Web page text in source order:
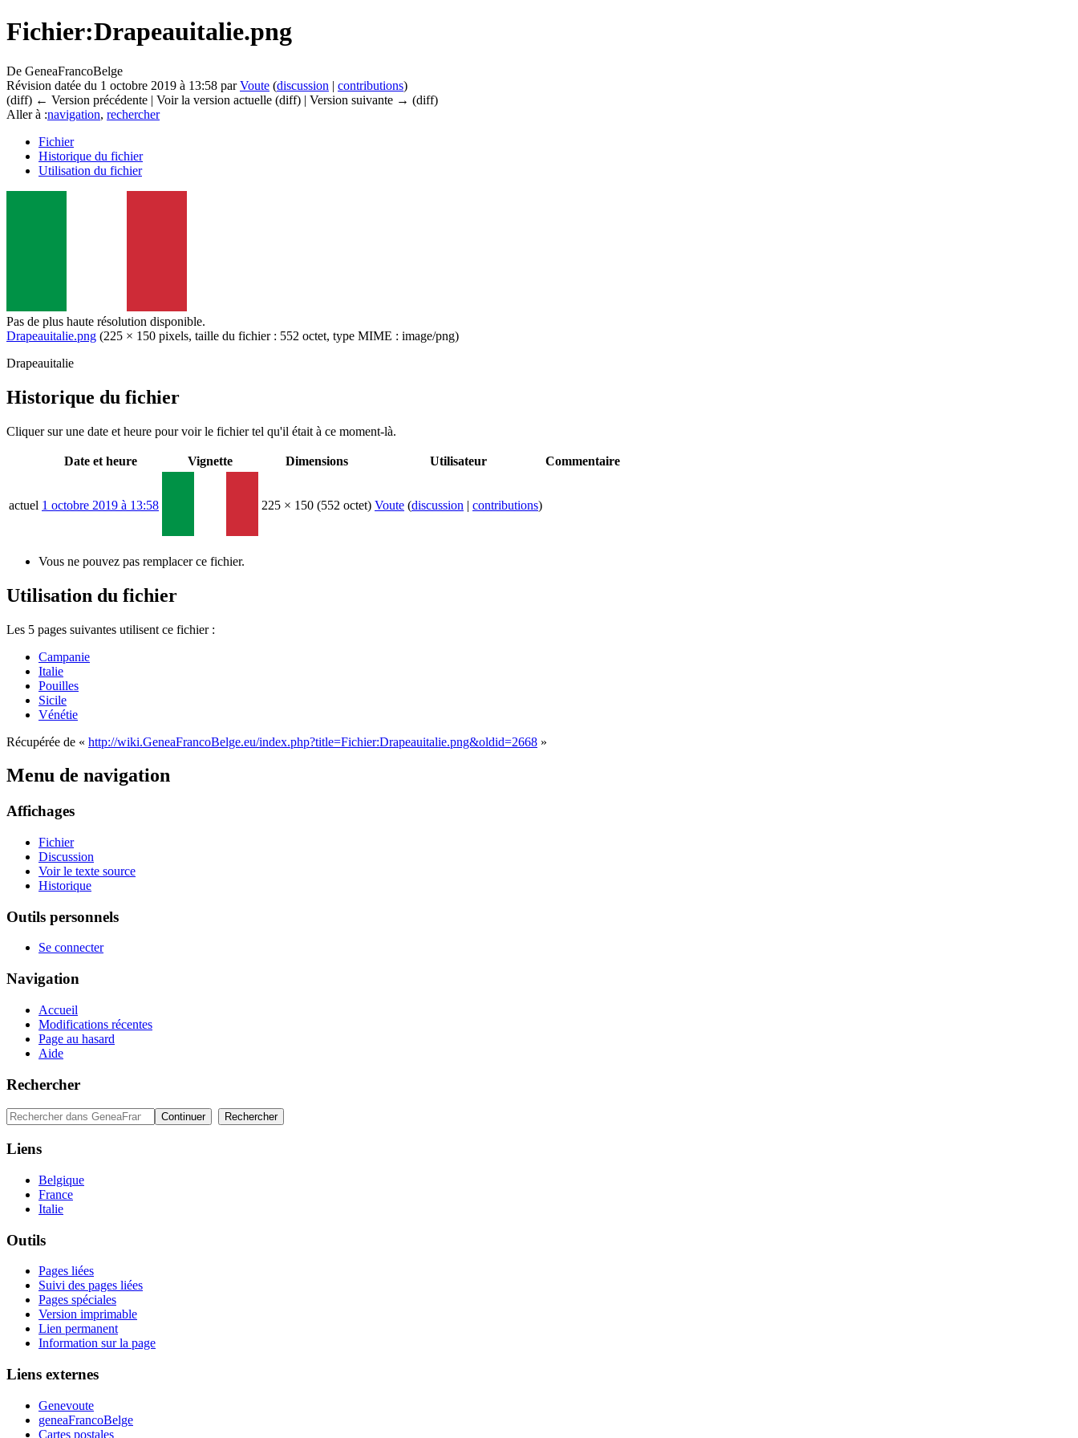
Fichier:Drapeauitalie.png
De GeneaFrancoBelge
Révision datée du 1 octobre 2019 à 13:58 parVoute (discussion | contributions)
(diff) ← Version précédente | Voir la version actuelle (diff) | Version suivante → (diff)
Aller à :navigation, rechercher
Fichier
Historique du fichier
Utilisation du fichier
Pas de plus haute résolution disponible.
Drapeauitalie.png (225 × 150 pixels, taille du fichier : 552 octet, type MIME : image/png)
Drapeauitalie
Historique du fichier
Cliquer sur une date et heure pour voir le fichier tel qu'il était à ce moment-là.
Date et heure Vignette Dimensions Utilisateur Commentaire
actuel 1 octobre 2019 à 13:58 225 × 150 (552 octet) Voute (discussion | contributions)
Vous ne pouvez pas remplacer ce fichier.
Utilisation du fichier
Les 5 pages suivantes utilisent ce fichier :
Campanie
Italie
Pouilles
Sicile
Vénétie
Récupérée de « http://wiki.GeneaFrancoBelge.eu/index.php?title=Fichier:Drapeauitalie.png&oldid=2668 »
Menu de navigation
Affichages
Fichier
Discussion
Voir le texte source
Historique
Outils personnels
Se connecter
Navigation
Accueil
Modifications récentes
Page au hasard
Aide
Rechercher
Liens
Belgique
France
Italie
Outils
Pages liées
Suivi des pages liées
Pages spéciales
Version imprimable
Lien permanent
Information sur la page
Liens externes
Genevoute
geneaFrancoBelge
Cartes postales